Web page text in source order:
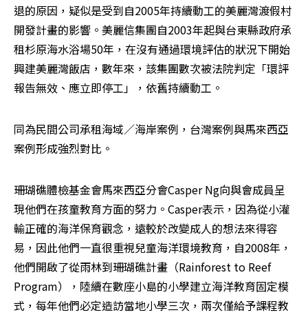
退的原因，疑似是受到自2005年持續動工的美麗灣渡假村
開發計畫的影響。美麗信集團自2003年起與台東縣政府承
租杉原海水浴場50年，在沒有通過環境評估的狀況下開始
興建美麗灣飯店，數年來，該集團數次被法院判定「環評
報告無效、應立即停工」，依舊持續動工。
同為民間公司承租海域／海岸案例，台灣案例與馬來西亞
案例形成強烈對比。
珊瑚礁體檢基金會馬來西亞分會Casper Ng向與會成員呈
現他們在孩童教育方面的努力。Casper表示，因為從小灌
輸正確的海洋保育觀念，遠較於改變成人的想法來得容
易，因此他們一直很重視兒童海洋環境教育，自2008年，
他們開啟了從雨林到珊瑚礁計畫（Rainforest to Reef
Program），陸續在數座小島的小學建立海洋教育固定模
式，每年他們必定造訪當地小學三次，兩次僅給予課程教